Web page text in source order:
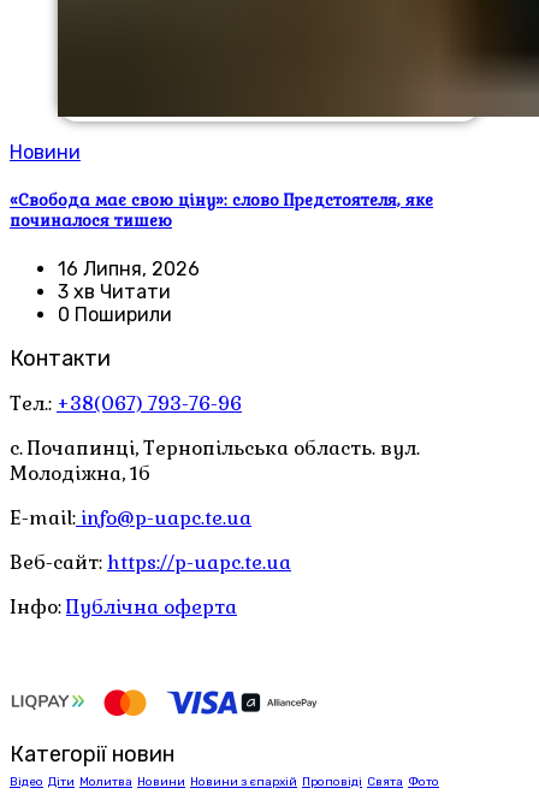
Новини
«Свобода має свою ціну»: слово Предстоятеля, яке
починалося тишею
16 Липня, 2026
3 хв Читати
0 Поширили
Контакти
Тел.: +38(067) 793-76-96
с. Почапинці, Тернопільська область. вул.
Молодіжна, 1б
E-mail: info@p-uapc.te.ua
Веб-сайт: https://p-uapc.te.ua
Інфо:Публічна оферта
Категорії новин
Відео Діти Молитва Новини Новини з єпархій Проповіді Свята Фото